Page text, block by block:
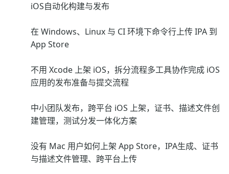
iOS自动化构建与发布
在 Windows、Linux 与 CI 环境下命令行上传 IPA 到
App Store
不用 Xcode 上架 iOS，拆分流程多工具协作完成 iOS
应用的发布准备与提交流程
中小团队发布，跨平台 iOS 上架，证书、描述文件创
建管理，测试分发一体化方案
没有 Mac 用户如何上架 App Store，IPA生成、证书
与描述文件管理、跨平台上传